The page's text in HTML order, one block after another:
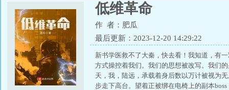
低维革命
作 者：肥瓜
最后更新：2023-12-20 14:29:22
新书学医救不了大秦，快去看！我知道，有
方式操控着我们。我们的思想被改写。我们
天，我，陆远，承载着身后数以万计被视为
步走下高台。望着正被绑在电椅上的副本